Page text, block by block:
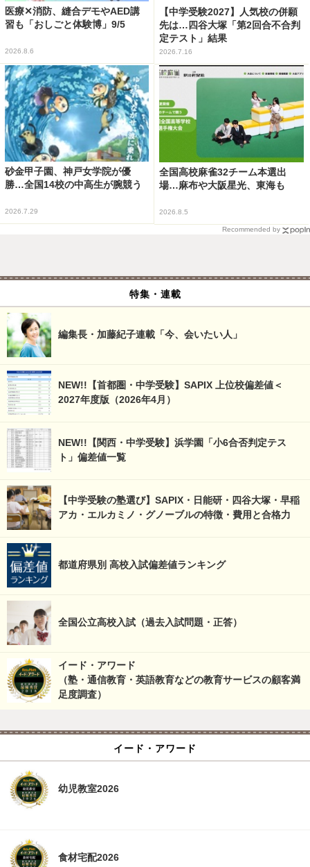
医療✕消防、縫合デモやAED講
習も「おしごと体験博」9/5
2026.8.6
【中学受験2027】人気校の併願
先は…四谷大塚「第2回合不合判
定テスト」結果
2026.7.16
砂金甲子園、神戸女学院が優
勝…全国14校の中高生が腕競う
2026.7.29
全国高校麻雀32チーム本選出
場…麻布や大阪星光、東海も
2026.8.5
Recommended by
特集・連載
編集長・加藤紀子連載「今、会いたい人」
NEW!!【首都圏・中学受験】SAPIX 上位校偏差値＜
2027年度版（2026年4月）
NEW!!【関西・中学受験】浜学園「小6合否判定テス
ト」偏差値一覧
【中学受験の塾選び】SAPIX・日能研・四谷大塚・早稲
アカ・エルカミノ・グノーブルの特徴・費用と合格力
都道府県別 高校入試偏差値ランキング
全国公立高校入試（過去入試問題・正答）
イード・アワード
（塾・通信教育・英語教育などの教育サービスの顧客満
足度調査）
イード・アワード
幼児教室2026
食材宅配2026